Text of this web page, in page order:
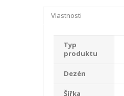
Vlastnosti
Typ
produktu
Dezén
Šířka